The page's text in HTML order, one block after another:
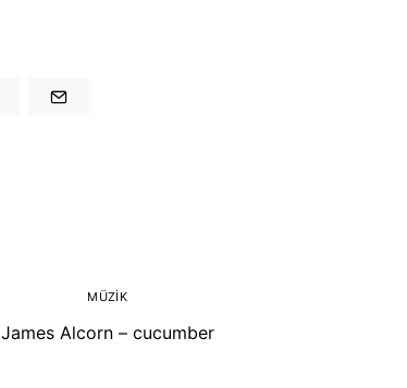
MÜZIK
James Alcorn – cucumber